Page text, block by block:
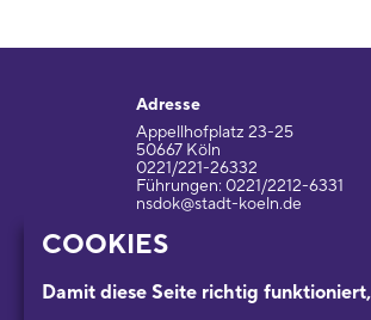
COOKIES
Damit diese Seite richtig
Adresse
Appellhofplatz 23-25
50667 Köln
0221/221-26332
Führungen: 0221/2212-6331
nsdok@stadt-koeln.de